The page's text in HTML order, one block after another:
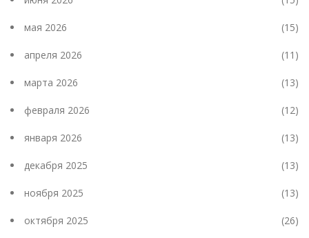
мая 2026 (15)
апреля 2026 (11)
марта 2026 (13)
февраля 2026 (12)
января 2026 (13)
декабря 2025 (13)
ноября 2025 (13)
октября 2025 (26)